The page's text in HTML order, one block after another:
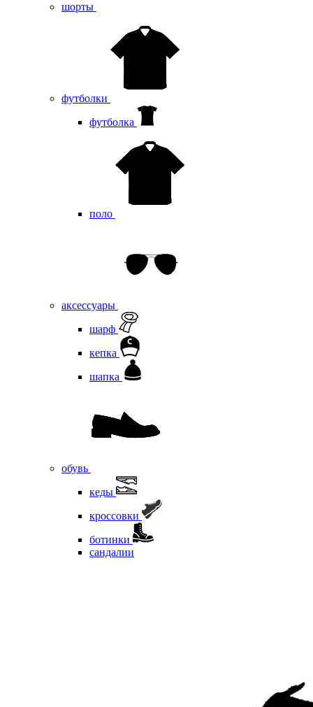
шорты
футболки
футболка
поло
аксессуары
шарф
кепка
шапка
обувь
кеды
кроссовки
ботинки
сандалии